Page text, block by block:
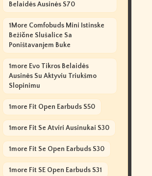
Belaidės Ausinės S70
1More Comfobuds Mini Istinske
Bežične Slušalice Sa
Poništavanjem Buke
1more Evo Tikros Belaidės
Ausinės Su Aktyviu Triukšmo
Slopinimu
1more Fit Open Earbuds S50
1more Fit Se Atviri Ausinukai S30
1more Fit Se Open Earbuds S30
1more Fit SE Open Earbuds S31